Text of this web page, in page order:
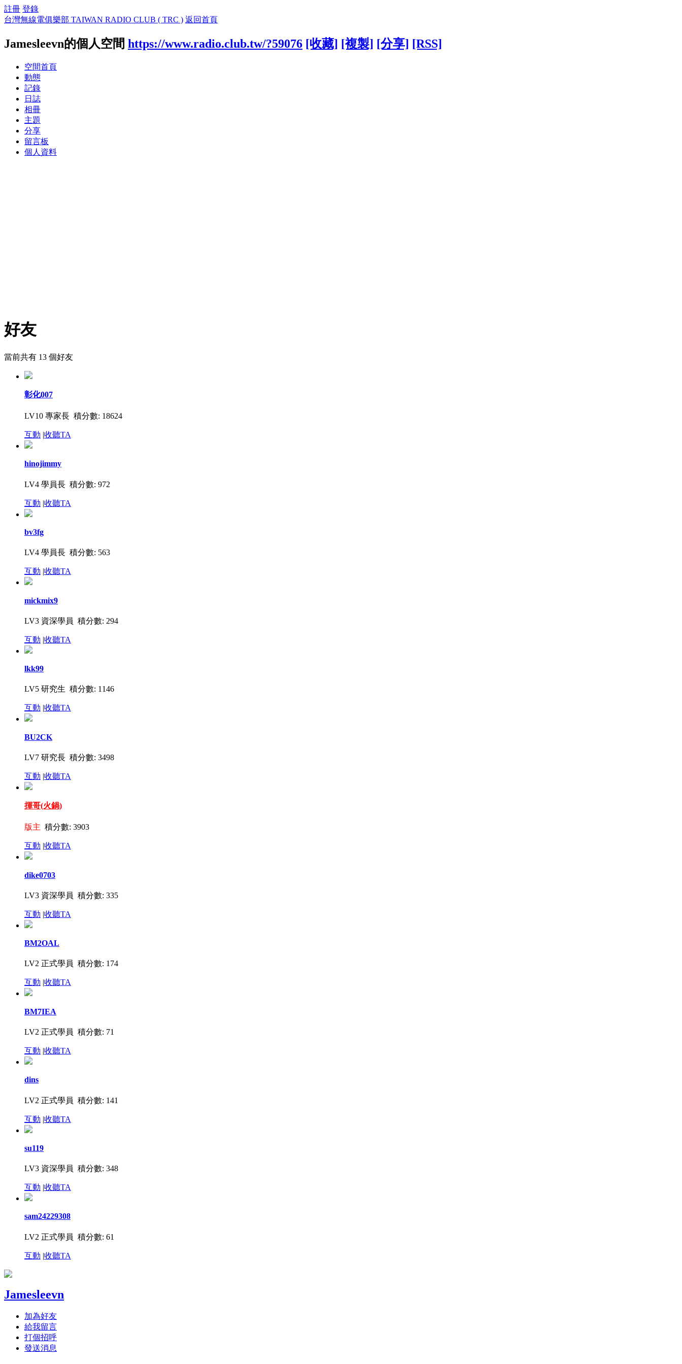
註冊 登錄
台灣無線電俱樂部 TAIWAN RADIO CLUB ( TRC ) 返回首頁
Jamesleevn的個人空間 https://www.radio.club.tw/?59076 [收藏] [複製] [分享] [RSS]
空間首頁
動態
記錄
日誌
相冊
主題
分享
留言板
個人資料
好友
當前共有 13 個好友
彰化007
LV10 專家長 積分數: 18624
互動 |收聽TA
hinojimmy
LV4 學員長 積分數: 972
互動 |收聽TA
bv3fg
LV4 學員長 積分數: 563
互動 |收聽TA
mickmix9
LV3 資深學員 積分數: 294
互動 |收聽TA
lkk99
LV5 研究生 積分數: 1146
互動 |收聽TA
BU2CK
LV7 研究長 積分數: 3498
互動 |收聽TA
揮哥(火鍋)
版主 積分數: 3903
互動 |收聽TA
dike0703
LV3 資深學員 積分數: 335
互動 |收聽TA
BM2OAL
LV2 正式學員 積分數: 174
互動 收聽TA
BM7IEA
LV2 正式學員 積分數: 71
互動 |收聽TA
dins
LV2 正式學員 積分數: 141
互動 |收聽TA
su119
LV3 資深學員 積分數: 348
互動 |收聽TA
sam24229308
LV2 正式學員 積分數: 61
互動 |收聽TA
Jamesleevn
加為好友
給我留言
打個招呼
發送消息